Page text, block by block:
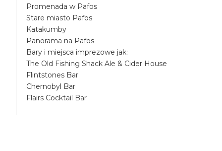
Promenada w Pafos
Stare miasto Pafos
Katakumby
Panorama na Pafos
Bary i miejsca imprezowe jak:
The Old Fishing Shack Ale & Cider House
Flintstones Bar
Chernobyl Bar
Flairs Cocktail Bar